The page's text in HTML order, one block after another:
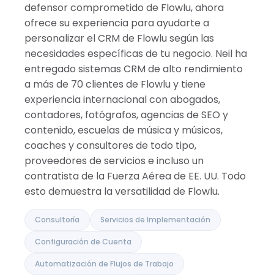
defensor comprometido de Flowlu, ahora
ofrece su experiencia para ayudarte a
personalizar el CRM de Flowlu según las
necesidades específicas de tu negocio. Neil ha
entregado sistemas CRM de alto rendimiento
a más de 70 clientes de Flowlu y tiene
experiencia internacional con abogados,
contadores, fotógrafos, agencias de SEO y
contenido, escuelas de música y músicos,
coaches y consultores de todo tipo,
proveedores de servicios e incluso un
contratista de la Fuerza Aérea de EE. UU. Todo
esto demuestra la versatilidad de Flowlu.
Consultoría Servicios de Implementación
Configuración de Cuenta
Automatización de Flujos de Trabajo